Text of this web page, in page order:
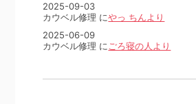
2025-09-03
カウベル修理 にやっ ちんより
2025-06-09
カウベル修理 に ごろ寝の人より